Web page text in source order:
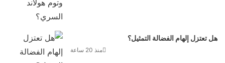
هل تعتزل إلهام الفضالة التمثيل؟
منذ 20 ساعة